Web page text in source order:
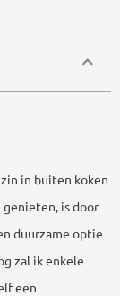
in buiten koken
is door
duurzame optie
zal ik enkele
een